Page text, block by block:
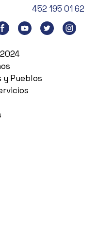
452 195 01 62
y Pueblos